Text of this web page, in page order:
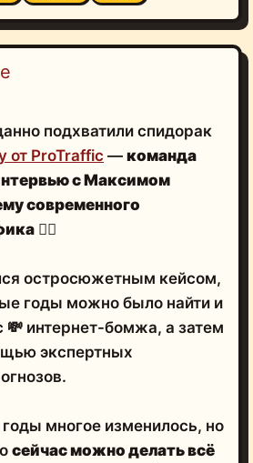
подхватили спидорак
от ProTraffic — команда
с Максимом
современного
🤦‍♂️
остросюжетным кейсом,
годы можно было найти и
💸 интернет-бомжа, а затем
экспертных
многое изменилось, но
сейчас можно делать всё